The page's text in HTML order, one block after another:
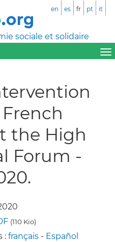
sociale et solidaire
en es fr pt it
the High
Forum -
(110 Kio)
: français - Español